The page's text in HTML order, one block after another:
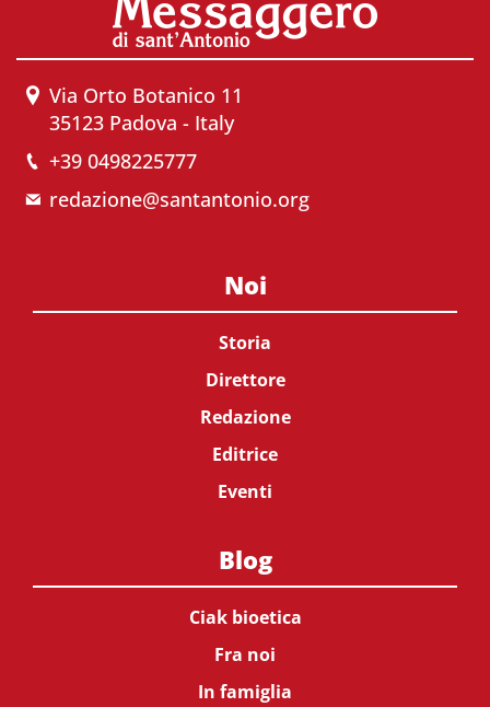
Via Orto Botanico 11
35123 Padova - Italy
+39 0498225777
redazione@santantonio.org
Noi
Storia
Direttore
Redazione
Editrice
Eventi
Blog
Ciak bioetica
Fra noi
In famiglia